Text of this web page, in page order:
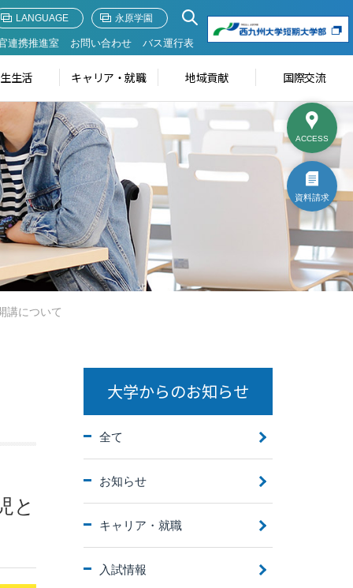
ACCESS
資料請求
連携推進室 お問い合わせ バス運行表
LANGUAGE 永原学園
生活 キャリア・就職 地域貢献 国際交流
講について
と
大学からのお知らせ
全て
お知らせ
キャリア・就職
入試情報